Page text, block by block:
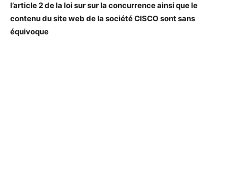
l’article 2 de la loi sur sur la concurrence ainsi que le
contenu du site web de la société CISCO sont sans
équivoque